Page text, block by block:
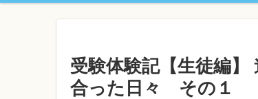
受験体験記【生徒編
合った日々 その１